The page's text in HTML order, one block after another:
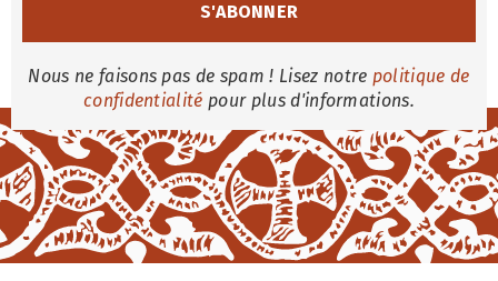
Nous ne faisons pas de spam ! Lisez notre politique de
confidentialité pour plus d'informations.